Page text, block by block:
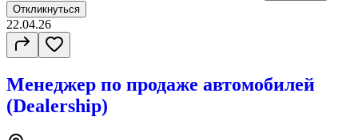
Откликнуться
22.04.26
Менеджер по продаже автомобилей
(Dealership)